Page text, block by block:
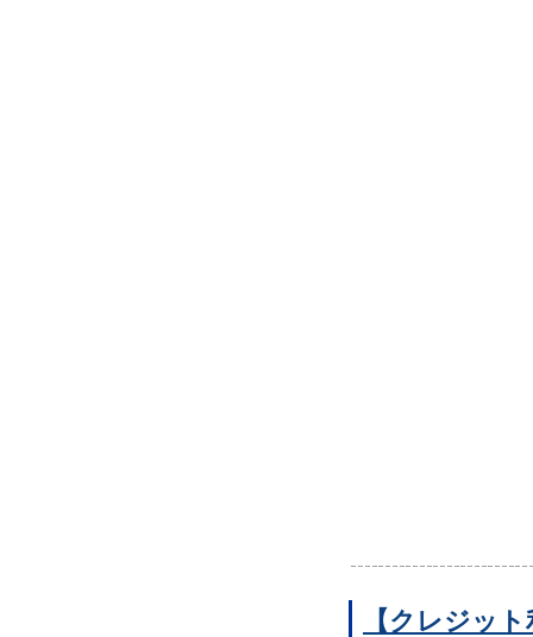
【クレジッ